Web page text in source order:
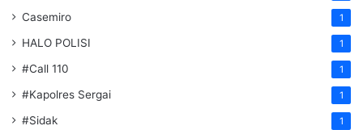
Casemiro 1
HALO POLISI 1
#Call 110 1
#Kapolres Sergai 1
#Sidak 1